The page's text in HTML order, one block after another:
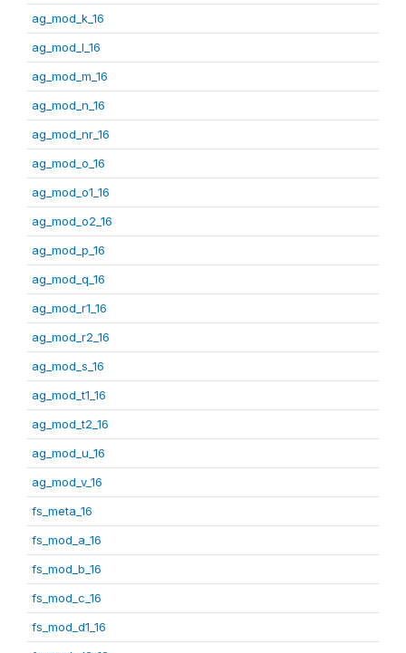
ag_mod_k_16
ag_mod_l_16
ag_mod_m_16
ag_mod_n_16
ag_mod_nr_16
ag_mod_o_16
ag_mod_o1_16
ag_mod_o2_16
ag_mod_p_16
ag_mod_q_16
ag_mod_r1_16
ag_mod_r2_16
ag_mod_s_16
ag_mod_t1_16
ag_mod_t2_16
ag_mod_u_16
ag_mod_v_16
fs_meta_16
fs_mod_a_16
fs_mod_b_16
fs_mod_c_16
fs_mod_d1_16